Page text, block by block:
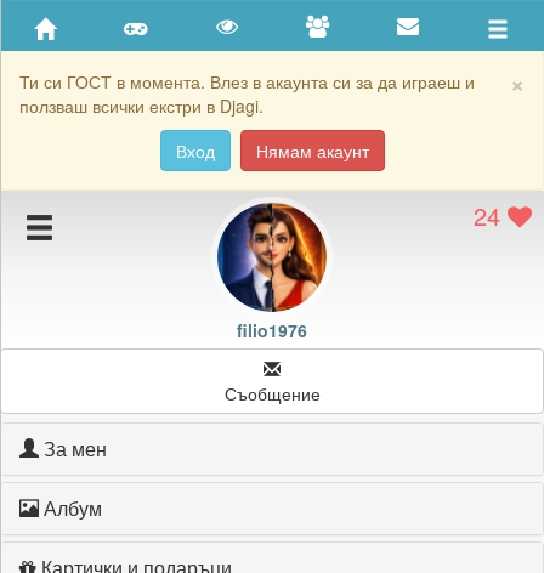
×
Ти си ГОСТ в момента. Влез в акаунта си за да играеш и
ползваш всички екстри в Djagi.
Вход
Нямам акаунт
Приятели
Хронология на игри
Подаръците на filio1976
Картичките на filio1976
24
filio1976
Съобщение
За мен
Албум